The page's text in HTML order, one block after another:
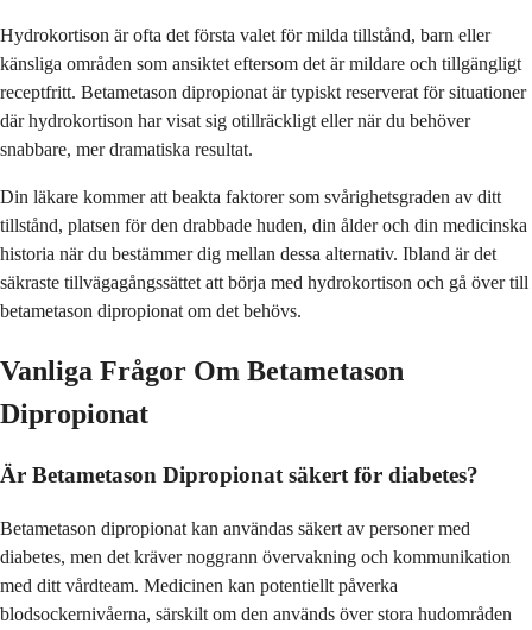
Hydrokortison är ofta det första valet för milda tillstånd, barn eller
känsliga områden som ansiktet eftersom det är mildare och tillgängligt
receptfritt. Betametason dipropionat är typiskt reserverat för situationer
där hydrokortison har visat sig otillräckligt eller när du behöver
snabbare, mer dramatiska resultat.
Din läkare kommer att beakta faktorer som svårighetsgraden av ditt
tillstånd, platsen för den drabbade huden, din ålder och din medicinska
historia när du bestämmer dig mellan dessa alternativ. Ibland är det
säkraste tillvägagångssättet att börja med hydrokortison och gå över till
betametason dipropionat om det behövs.
Vanliga Frågor Om Betametason
Dipropionat
Är Betametason Dipropionat säkert för diabetes?
Betametason dipropionat kan användas säkert av personer med
diabetes, men det kräver noggrann övervakning och kommunikation
med ditt vårdteam. Medicinen kan potentiellt påverka
blodsockernivåerna, särskilt om den används över stora hudområden